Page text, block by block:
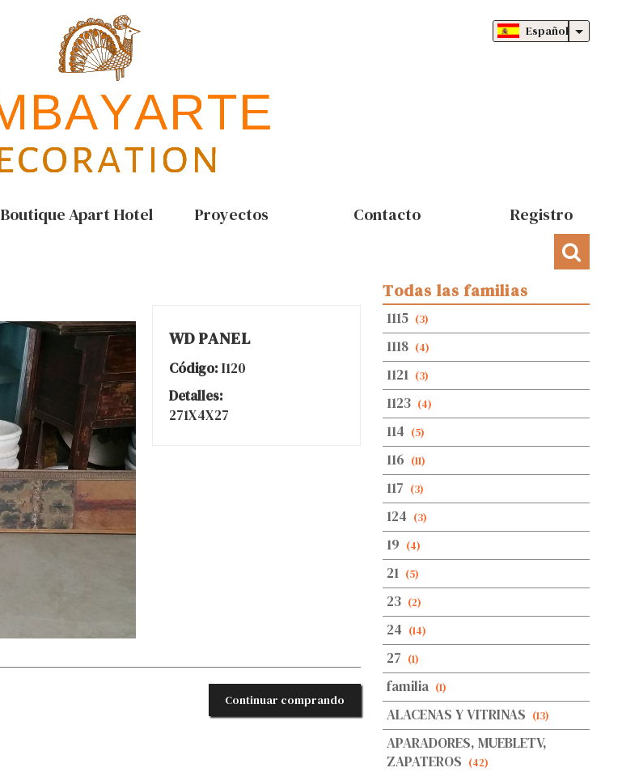
Español
Boutique Apart Hotel Proyectos Contacto Registro
Todas las familias
1115 (3)
1118 (4)
1121 (3)
1123 (4)
114 (5)
116 (11)
117 (3)
124 (3)
19 (4)
21 (5)
23 (2)
24 (14)
27 (1)
familia (1)
ALACENAS Y VITRINAS (13)
APARADORES, MUEBLETV,
ZAPATEROS (42)
WD PANEL
Código: I120
Detalles:
271X4X27
Continuar comprando